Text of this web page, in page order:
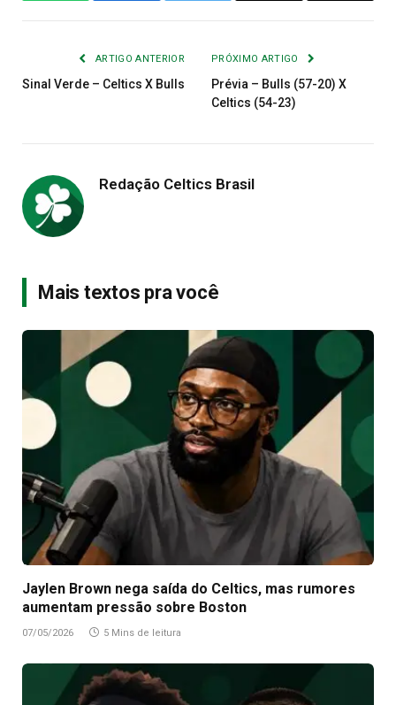
ARTIGO ANTERIOR
Sinal Verde – Celtics X Bulls
PRÓXIMO ARTIGO
Prévia – Bulls (57-20) X
Celtics (54-23)
Redação Celtics Brasil
Mais textos pra você
Jaylen Brown nega saída do Celtics, mas rumores
aumentam pressão sobre Boston
07/05/2026 5 Mins de leitura